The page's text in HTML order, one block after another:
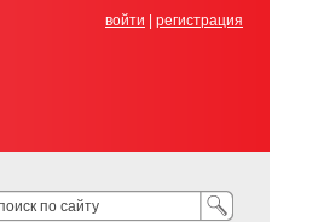
войти регистрация